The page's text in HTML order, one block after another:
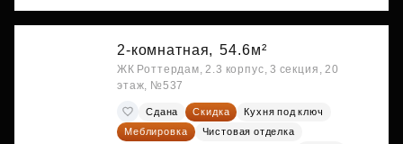
2-комнатная, 54.6м²
ЖК Роттердам, 2.3 корпус, 3 секция, 20
этаж, №537
Сдана Скидка
Кухня под ключ
Меблировка
Чистовая отделка